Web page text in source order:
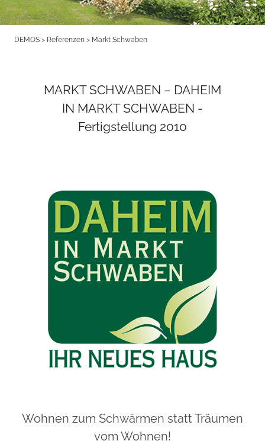
DEMOS > Referenzen > Markt Schwaben
Wohnen zum Schwärmen statt Träumen
vom Wohnen!